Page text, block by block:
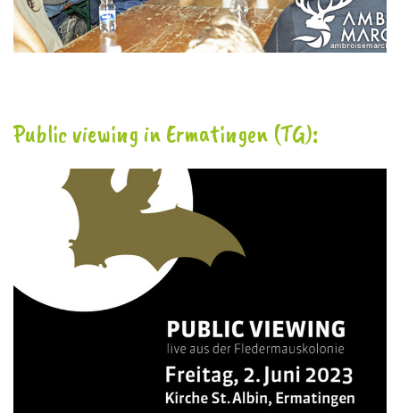
Public viewing in Ermatingen (TG):